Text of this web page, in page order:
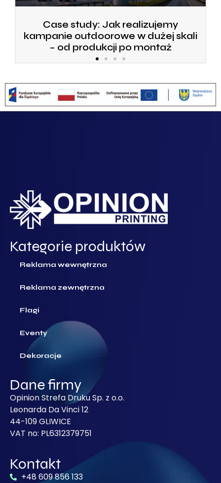
Case study: Jak realizujemy
kampanie outdoorowe w dużej skali
– od produkcji po montaż
Kategorie produktów
Reklama wewnętrzna
Reklama zewnętrzna
Flagi
Eventy
Dekoracje
Dane firmy
Opinion Strefa Druku Sp. z o.o.
Leonarda Da Vinci 12
44-109 GLIWICE
VAT no: PL6312379751
Kontakt
+48 609 856 133